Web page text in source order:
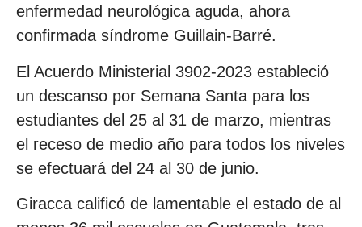
enfermedad neurológica aguda, ahora
confirmada síndrome Guillain-Barré.
El Acuerdo Ministerial 3902-2023 estableció
un descanso por Semana Santa para los
estudiantes del 25 al 31 de marzo, mientras
el receso de medio año para todos los niveles
se efectuará del 24 al 30 de junio.
Giracca calificó de lamentable el estado de al